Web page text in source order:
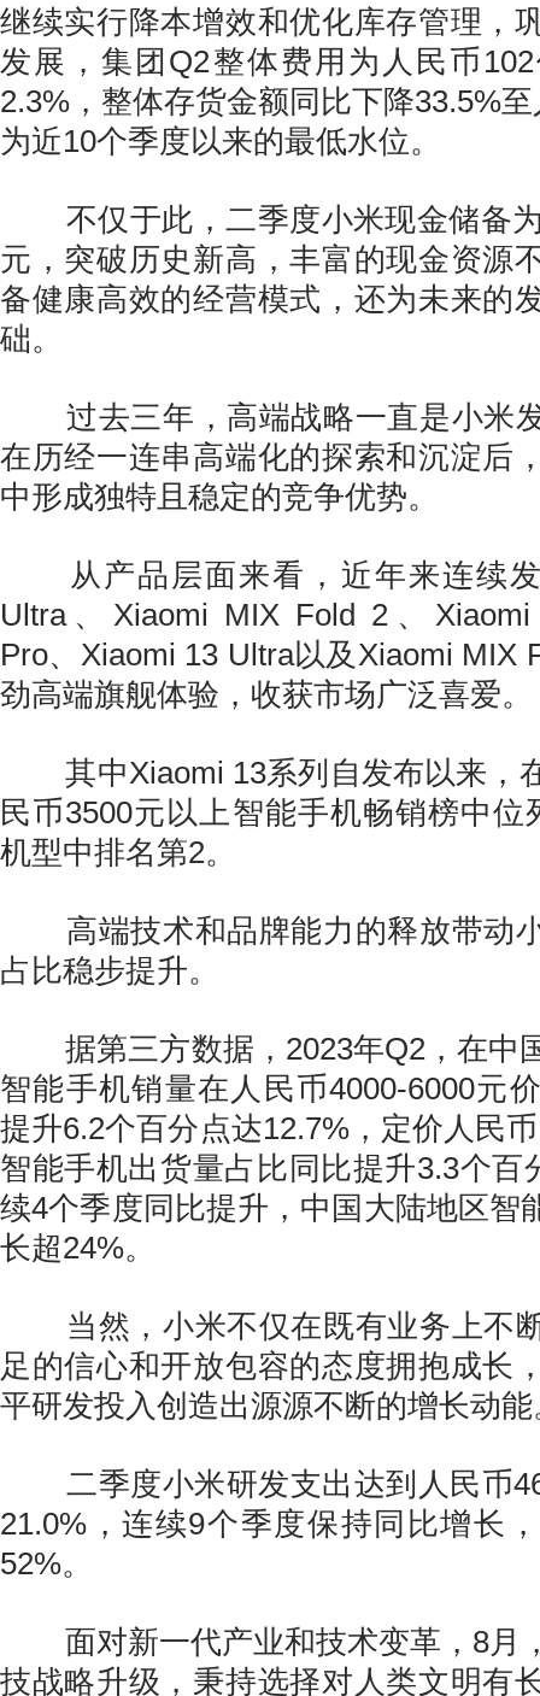
继续实行降本增效和优化库存管理，
发展，集团Q2整体费用为人民币
2.3%，整体存货金额同比下降33.5%
为近10个季度以来的最低水位。
不仅于此，二季度小米现金储备为
元，突破历史新高，丰富的现金资源
备健康高效的经营模式，还为未来的
础。
过去三年，高端战略一直是小米
在历经一连串高端化的探索和沉淀后
中形成独特且稳定的竞争优势。
从产品层面来看，近年来连续发
Ultra、Xiaomi MIX Fold 2、
Pro、Xiaomi 13 Ultra以及Xiaomi MIX
劲高端旗舰体验，收获市场广泛喜爱。
其中Xiaomi 13系列自发布以来，
民币3500元以上智能手机畅销榜中位
机型中排名第2。
高端技术和品牌能力的释放带动
占比稳步提升。
据第三方数据，2023年Q2，在中
智能手机销量在人民币4000-6000元
提升6.2个百分点达12.7%，定价人民
智能手机出货量占比同比提升3.3个百
续4个季度同比提升，中国大陆地区智
长超24%。
当然，小米不仅在既有业务上不
足的信心和开放包容的态度拥抱成长
平研发投入创造出源源不断的增长动能
二季度小米研发支出达到人民币
21.0%，连续9个季度保持同比增长
52%。
面对新一代产业和技术变革，8月
技战略升级，秉持选择对人类文明有